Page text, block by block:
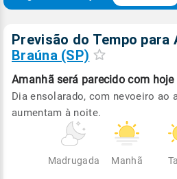
Previsão do Tempo para
Braúna (SP)
Amanhã será parecido com hoje
Dia ensolarado, com nevoeiro ao
aumentam à noite.
Madrugada Manhã